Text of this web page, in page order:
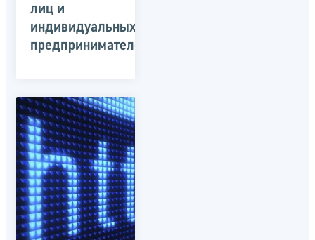
лиц и
индивидуальных
предпринимателей